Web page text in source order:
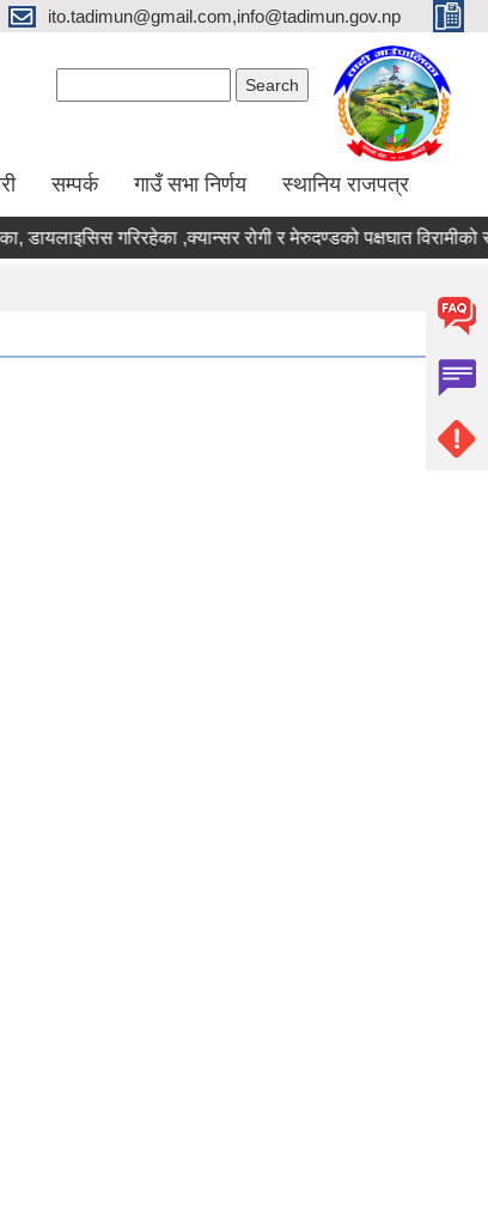
ito.tadimun@gmail.com,info@tadimun.gov.np
सम्पर्क गाउँ सभा निर्णय स्थानिय राजपत्र
डायलाइसिस गरिरहेका ,क्यान्सर रोगी र मेरुदण्डको पक्षघात